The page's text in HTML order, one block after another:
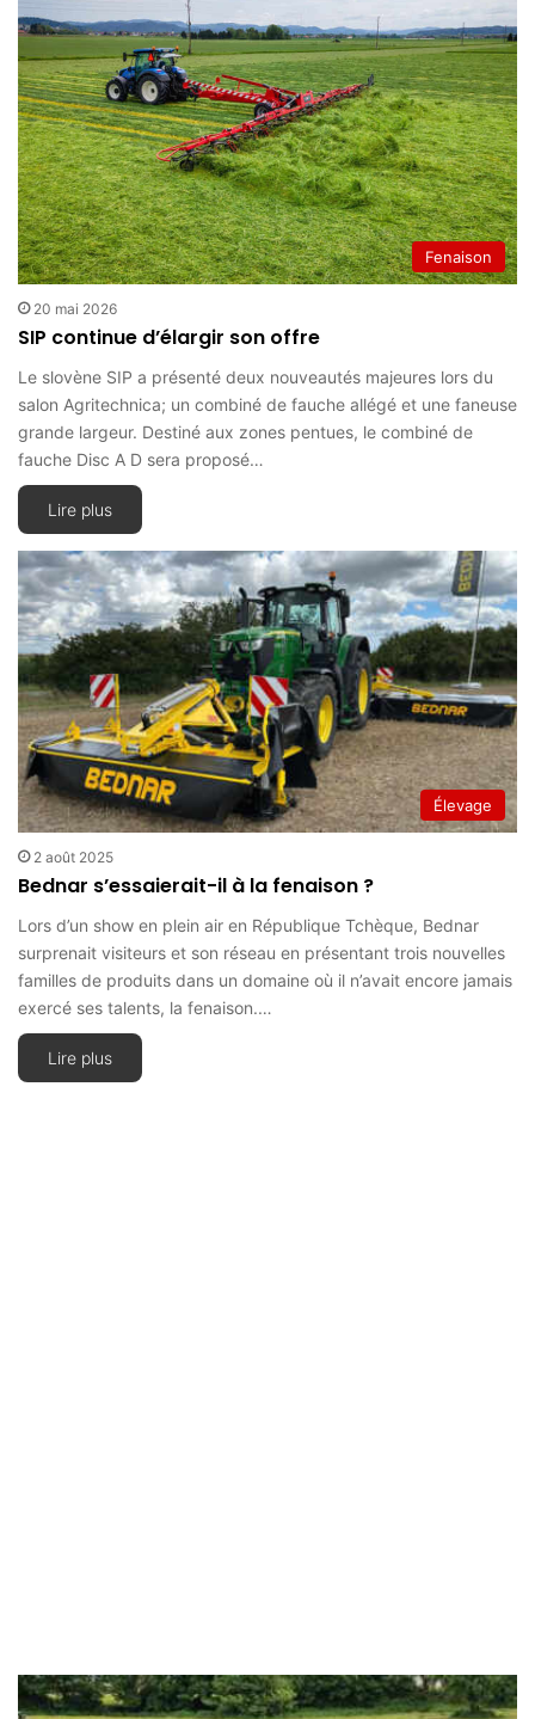
Fenaison
20 mai 2026
SIP continue d’élargir son offre
Le slovène SIP a présenté deux nouveautés majeures lors du
salon Agritechnica; un combiné de fauche allégé et une faneuse
grande largeur. Destiné aux zones pentues, le combiné de
fauche Disc A D sera proposé…
Lire plus
Élevage
2 août 2025
Bednar s’essaierait-il à la fenaison ?
Lors d’un show en plein air en République Tchèque, Bednar
surprenait visiteurs et son réseau en présentant trois nouvelles
familles de produits dans un domaine où il n’avait encore jamais
exercé ses talents, la fenaison.…
Lire plus